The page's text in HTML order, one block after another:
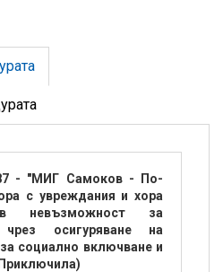
- "МИГ Самоков - По-
с увреждания и хора
за
чрез осигуряване на
социално включване и